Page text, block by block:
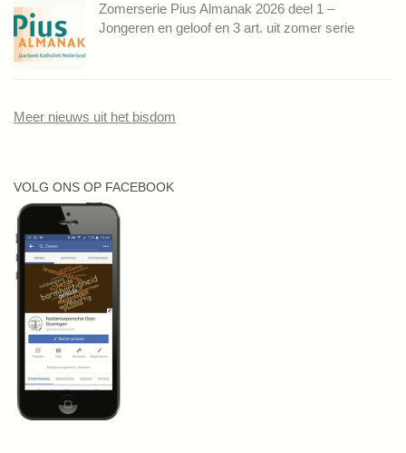
Zomerserie Pius Almanak 2026 deel 1 –
Jongeren en geloof en 3 art. uit zomer serie
Meer nieuws uit het bisdom
VOLG ONS OP FACEBOOK